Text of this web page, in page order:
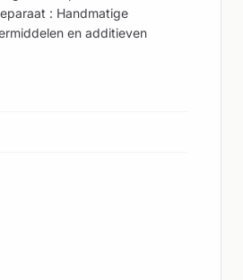
: Handmatige
en additieven